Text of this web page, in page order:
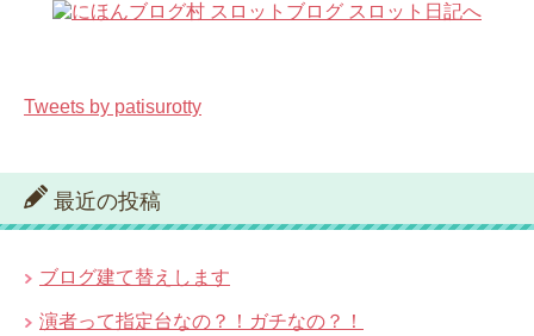
Tweets by patisurotty
最近の投稿
ブログ建て替えします
演者って指定台なの？！ガチなの？！